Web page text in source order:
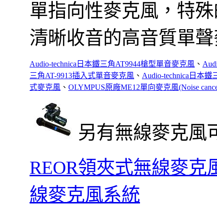
單指向性麥克風，特
清晰收音的高音質單
Audio-technica日本鐵三角AT9944槍型單音麥克風 、
三角AT-9913插入式單音麥克風 、 Audio-technica日本鐵
式麥克風 、 OLYMPUS原廠ME12單向麥克風(Noise
另有無線麥克風
REOR領夾式無線麥克
線麥克風系統